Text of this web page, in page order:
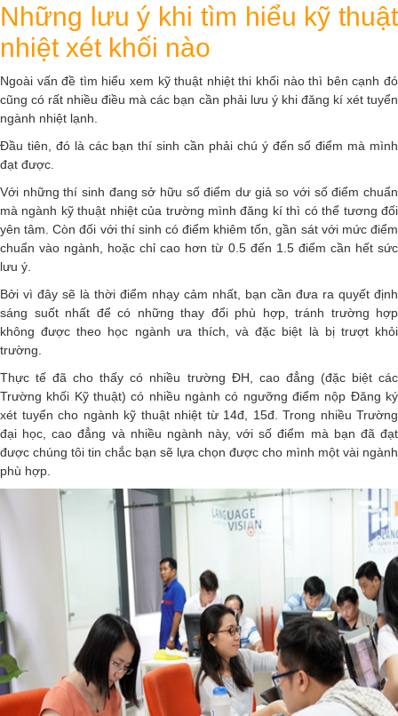
Những lưu ý khi tìm hiểu kỹ thuật
nhiệt xét khối nào
Ngoài vấn đề tìm hiểu xem kỹ thuật nhiệt thi khối nào thì bên cạnh đó
cũng có rất nhiều điều mà các bạn cần phải lưu ý khi đăng kí xét tuyển
ngành nhiệt lạnh.
Đầu tiên, đó là các bạn thí sinh cần phải chú ý đến số điểm mà mình
đạt được.
Với những thí sinh đang sở hữu số điểm dư giả so với số điểm chuẩn
mà ngành kỹ thuật nhiệt của trường mình đăng kí thì có thể tương đối
yên tâm. Còn đối với thí sinh có điểm khiêm tốn, gần sát với mức điểm
chuẩn vào ngành, hoặc chỉ cao hơn từ 0.5 đến 1.5 điểm cần hết sức
lưu ý.
Bởi vì đây sẽ là thời điểm nhạy cảm nhất, bạn cần đưa ra quyết định
sáng suốt nhất để có những thay đổi phù hợp, tránh trường hợp
không được theo học ngành ưa thích, và đặc biệt là bị trượt khỏi
trường.
Thực tế đã cho thấy có nhiều trường ĐH, cao đẳng (đặc biệt các
Trường khối Kỹ thuật) có nhiều ngành có ngưỡng điểm nộp Đăng ký
xét tuyển cho ngành kỹ thuật nhiệt từ 14đ, 15đ. Trong nhiều Trường
đại học, cao đẳng và nhiều ngành này, với số điểm mà bạn đã đạt
được chúng tôi tin chắc bạn sẽ lựa chọn được cho mình một vài ngành
phù hợp.